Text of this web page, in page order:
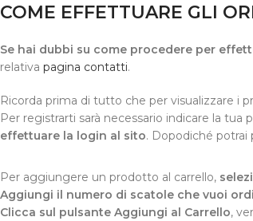
COME EFFETTUARE GLI
Se hai dubbi su come procedere per
relativa pagina contatti.
Ricorda prima di tutto che per visualizzare i
Per registrarti sarà necessario indicare la
effettuare la login al sito. Dopodiché
Per aggiungere un prodotto al carrello,
Aggiungi il numero di scatole che vuoi
Clicca sul pulsante Aggiungi al Carrello,